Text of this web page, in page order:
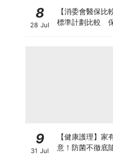
8
28 Jul
【消委會醫保
標準計劃比較
9
31 Jul
【健康護理】家
意！防菌不徹底